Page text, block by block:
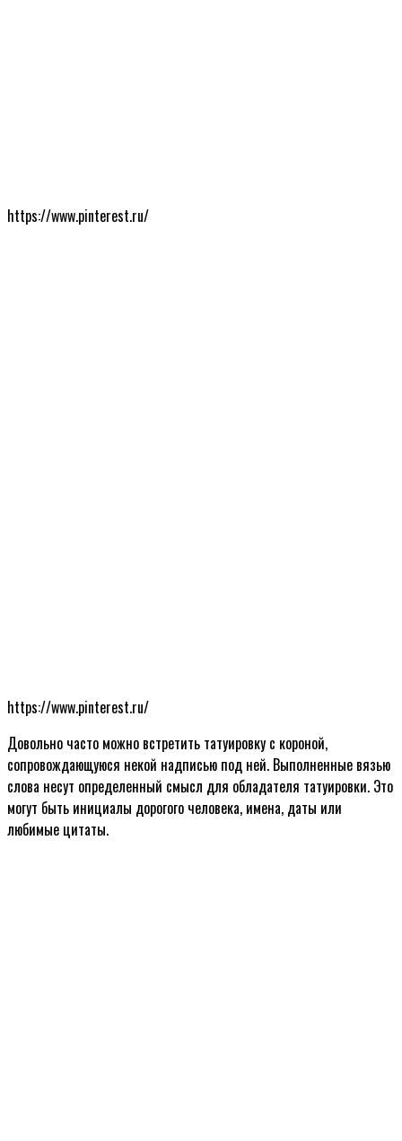
https://www.pinterest.ru/
https://www.pinterest.ru/
Довольно часто можно встретить татуировку с короной,
сопровождающуюся некой надписью под ней. Выполненные вязью
слова несут определенный смысл для обладателя татуировки. Это
могут быть инициалы дорогого человека, имена, даты или
любимые цитаты.